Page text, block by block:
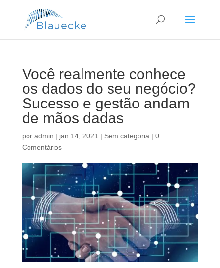
Você realmente conhece
os dados do seu negócio?
Sucesso e gestão andam
de mãos dadas
por admin | jan 14, 2021 | Sem categoria | 0
Comentários